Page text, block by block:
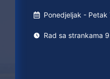
Ponedjeljak -
Rad sa strankama